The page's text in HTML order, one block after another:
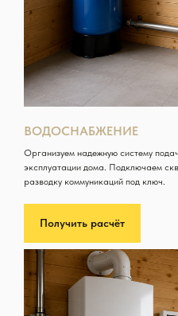
ВОДОСНАБЖЕНИЕ
Организуем надежную систему
эксплуатации дома. Подключаем
разводку коммуникаций под ключ.
Получить расчёт